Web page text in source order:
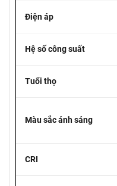
Điện áp
Hệ số công suất
Tuổi thọ
Màu sắc ánh sáng
CRI